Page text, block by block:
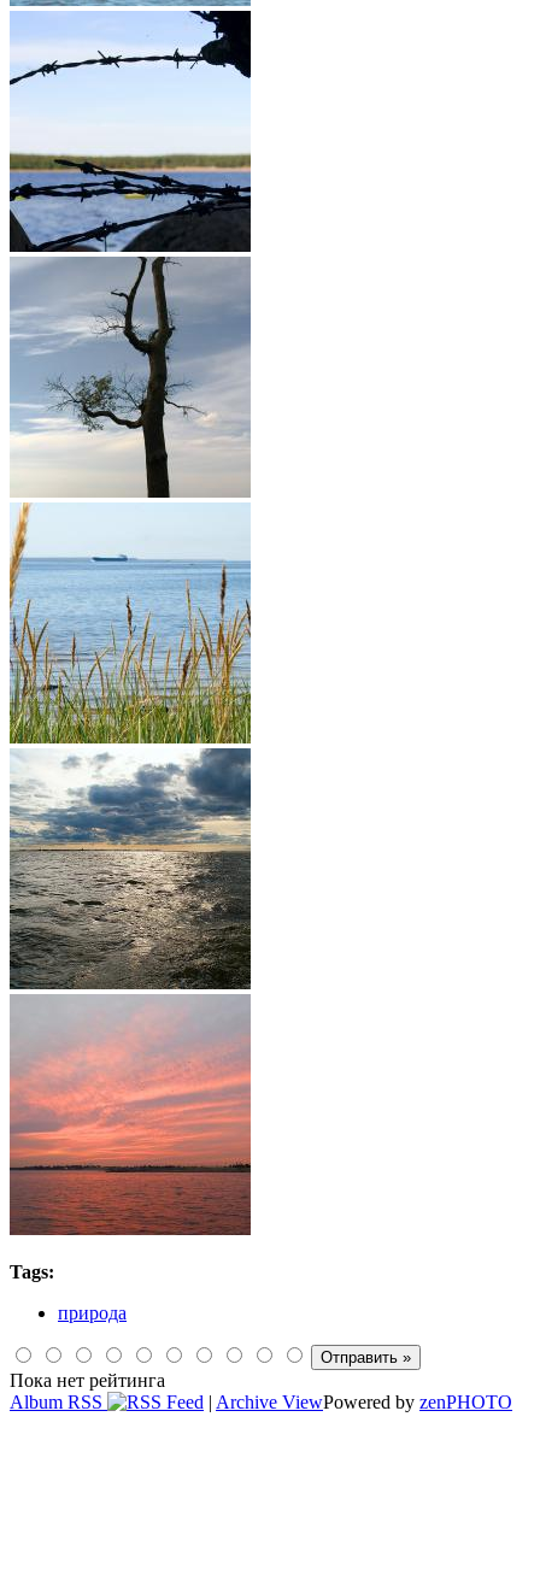
Tags:
природа
Пока нет рейтинга
Album RSS
| Archive ViewPowered by zenPHOTO